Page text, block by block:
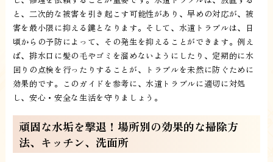
と、二次的な被害を引き起こす可能性があり、早めの対応が、被
害を最小限に抑える鍵となります。そして、水道トラブルは、日
頃からの予防によって、その発生を抑えることができます。例え
ば、排水口に髪の毛やゴミを溜めないようにしたり、定期的に水
回りの点検を行ったりすることが、トラブルを未然に防ぐために
効果的です。このガイドを参考に、水道トラブルに適切に対処
し、安心・安全な生活を守りましょう。
頑固な水垢を撃退！場所別の効果的な掃除方
法、キッチン、洗面所